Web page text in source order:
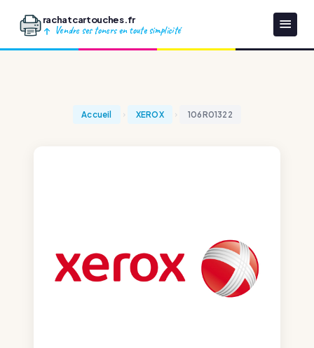
rachatcartouches.fr
Vendre ses toners en toute simplicité
Accueil XEROX 106R01322